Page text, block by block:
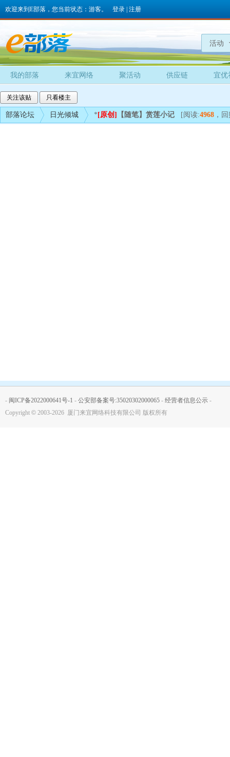
欢迎来到E部落，您当前状态：游客。 登录 注册
活动
我的部落 来宜网络 聚活动 供应链 宜优
关注该贴 只看楼主
部落论坛 日光倾城 * [原创] 【随笔】赏莲小记 [阅读:4968 ，
- 闽ICP备2022000641号-1 - 公安部备案号:35020302000065 - 经营者信息公示 -
Copyright © 2003-2026 厦门来宜网络科技有限公司 版权所有